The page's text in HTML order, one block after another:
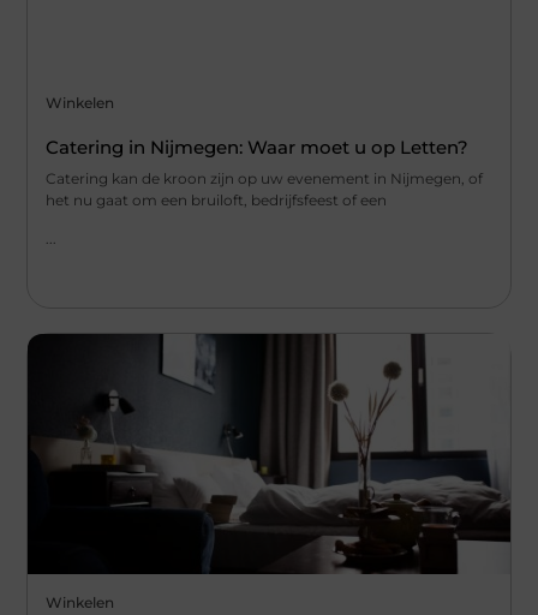
Winkelen
Catering in Nijmegen: Waar moet u op Letten?
Catering kan de kroon zijn op uw evenement in Nijmegen, of
het nu gaat om een bruiloft, bedrijfsfeest of een
...
Winkelen